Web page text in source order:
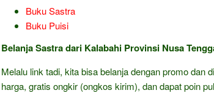
Buku Sastra
Buku Puisi
Belanja Sastra dari Kalabahi Provinsi Nusa
Melalu link tadi, kita bisa belanja dengan promo dan
harga, gratis ongkir (ongkos kirim), dan dapat poin